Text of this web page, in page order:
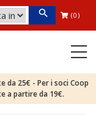
(0)
da 25€ - Per i soci Coop
a partire da 19€.